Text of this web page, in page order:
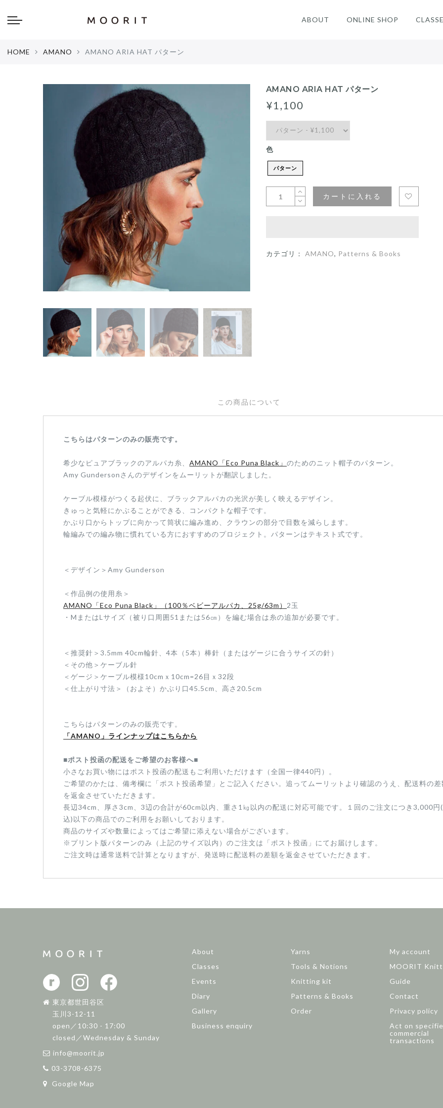
Diary
Yarns
ABOUT ONLINE SHOP
HOME AMANO AMANO ARIA HAT パターン
AMANO ARIA HAT パターン
¥1,100
色
パターン
カートに入れる
カテゴリ： AMANO, Patterns & Books
この商品について
こちらはパターンのみの販売です。
希少なピュアブラックのアルパカ糸、 AMANO「Eco Puna Black」 のためのニット帽子のパターン。
Amy Gundersonさんのデザインをムーリットが翻訳しました。
ケーブル模様がつくる起伏に、ブラックアルパカの光沢が美しく映えるデザイン。
きゅっと気軽にかぶることができる、コンパクトな帽子です。
かぶり口からトップに向かって筒状に編み進め、クラウンの部分で目数を減らします。
輪編みでの編み物に慣れている方におすすめのプロジェクト。パターンはテキスト式です。
＜デザイン＞Amy Gunderson
＜作品例の使用糸＞
AMANO「Eco Puna Black」（100％ベビーアルパカ、25g/63m） 2玉
・MまたはLサイズ（被り口周囲51または56㎝）を編む場合は糸の追加が必要です。
＜推奨針＞3.5mm 40cm輪針、4本（5本）棒針（またはゲージに合うサイズの針）
＜その他＞ケーブル針
＜ゲージ＞ケーブル模様10cmｘ10cm=26目ｘ32段
＜仕上がり寸法＞（およそ）かぶり口45.5cm、高さ20.5cm
こちらはパターンのみの販売です。
「AMANO」ラインナップはこちらから
■ポスト投函の配送をご希望のお客様へ■
小さなお買い物にはポスト投函の配送もご利用いただけます（全国一律440円）。
ご希望のかたは、備考欄に「ポスト投函希望」とご記入ください。追ってムーリットより確認のうえ、配送料の差
を返金させていただきます。
長辺34cm、厚さ3cm、3辺の合計が60cm以内、重さ1㎏以内の配送に対応可能です。１回のご注文につき3,000円
込)以下の商品でのご利用をお願いしております。
商品のサイズや数量によってはご希望に添えない場合がございます。
※プリント版パターンのみ（上記のサイズ以内）のご注文は「ポスト投函」にてお届けします。
ご注文時は通常送料で計算となりますが、発送時に配送料の差額を返金させていただきます。
東京都世田谷区
玉川3-12-11
open／10:30 - 17:00
closed／Wednesday & Sunday
info@moorit.jp
03-3708-6375
Google Map
About
Classes
Events
Diary
Gallery
Business enquiry
Yarns
Tools & Notions
Knitting kit
Patterns & Books
Order
My account
MOORIT
Guide
Contact
Privacy policy
Act on
commercial
transactions